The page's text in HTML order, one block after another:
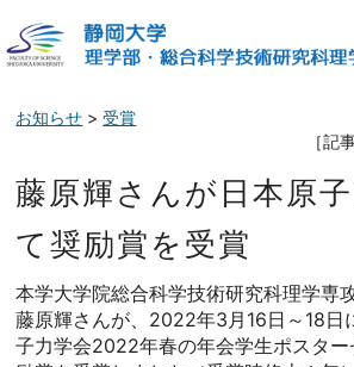
お知らせ >受賞
［記
藤原輝さんが日本原
て奨励賞を受賞
本学大学院総合科学技術研究科理学専
藤原輝さんが、2022年3月16日～18日
子力学会2022年春の年会学生ポスタ